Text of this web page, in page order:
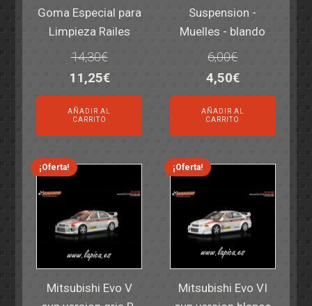
Goma Especial para
Limpieza Railes
14,30€
El
precio
original
era:
14,30€.
11,25€El
precio
actual
es:
11,25€.
AÑADIR AL
CARRITO
Suspension -
Muelles - blando
6,00€
El
precio
original
era:
6,00€.
4,50€El
precio
actual
es:
4,50€.
AÑADIR AL
CARRITO
¡Oferta!
Mitsubishi Evo V
¡Oferta!
Mitsubishi Evo VI